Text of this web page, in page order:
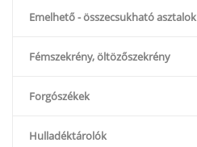
Emelhető - összecsukható asztalok
Fémszekrény, öltözőszekrény
Forgószékek
Hulladéktárolók